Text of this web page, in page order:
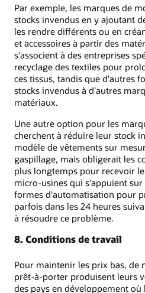
Par exemple, les marques de
stocks invendus en y ajoutant
les rendre différents ou en
et accessoires à partir des
s'associent à des entreprises
recyclage des textiles pour
ces tissus, tandis que d'autres
stocks invendus à d'autres
matériaux.
Une autre option pour les
cherchent à réduire leur stock
modèle de vêtements sur
gaspillage, mais obligerait les
plus longtemps pour recevoir
micro-usines qui s'appuient
formes d'automatisation pour
parfois dans les 24 heures
à résoudre ce problème.
8. Conditions de travail
Pour maintenir les prix bas, de
prêt-à-porter produisent leurs
des pays en développement